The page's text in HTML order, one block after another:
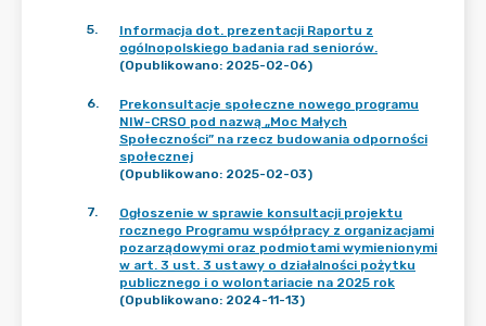
5.
Informacja dot. prezentacji Raportu z
ogólnopolskiego badania rad seniorów.
(Opublikowano: 2025-02-06)
6.
Prekonsultacje społeczne nowego programu
NIW-CRSO pod nazwą „Moc Małych
Społeczności” na rzecz budowania odporności
społecznej
(Opublikowano: 2025-02-03)
7.
Ogłoszenie w sprawie konsultacji projektu
rocznego Programu współpracy z organizacjami
pozarządowymi oraz podmiotami wymienionymi
w art. 3 ust. 3 ustawy o działalności pożytku
publicznego i o wolontariacie na 2025 rok
(Opublikowano: 2024-11-13)